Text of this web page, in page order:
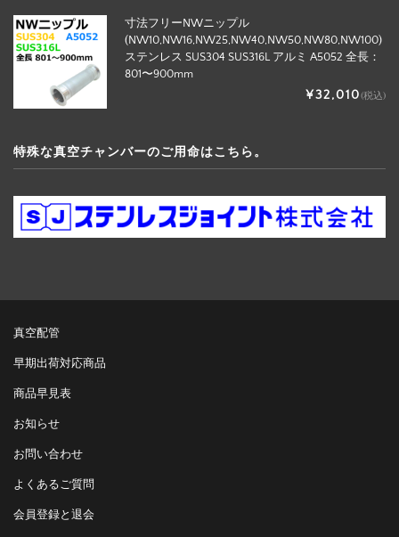
寸法フリーNWニップル
(NW10,NW16,NW25,NW40,NW50,NW80,NW100)
ステンレス SUS304 SUS316L アルミ A5052 全長：
801〜900mm
¥32,010(税込)
特殊な真空チャンバーのご用命はこちら。
真空配管
早期出荷対応商品
商品早見表
お知らせ
お問い合わせ
よくあるご質問
会員登録と退会